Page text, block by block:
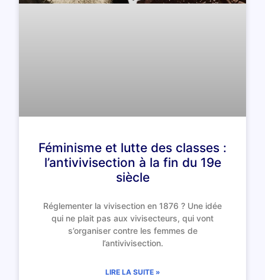
Féminisme et lutte des classes :
l’antivivisection à la fin du 19e
siècle
Réglementer la vivisection en 1876 ? Une idée
qui ne plait pas aux vivisecteurs, qui vont
s’organiser contre les femmes de
l’antivivisection.
LIRE LA SUITE »